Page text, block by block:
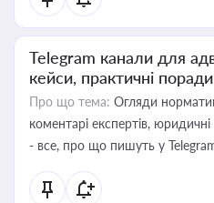
Telegram канали для
кейси, практичні поради
Про що тема: Огляди
коментарі експертів,
- все, про що пишуть у